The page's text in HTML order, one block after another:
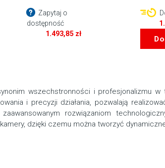
Zapytaj o
dostępność
1.493,85 zł
wszechstronności i profesjonalizmu
i precyzji działania, pozwalają
rozwiązaniom
dzięki czemu można tworzyć